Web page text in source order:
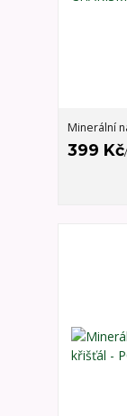
Minerální
399 Kč/